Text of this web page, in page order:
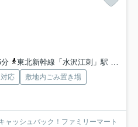
東北新幹線「水沢江刺」駅 徒歩85分
応
敷地内ごみ置き場
ャッシュバック！ファミリーマート